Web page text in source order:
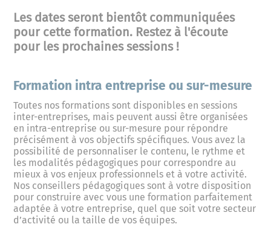
Les dates seront bientôt communiquées
pour cette formation. Restez à l'écoute
pour les prochaines sessions !
Formation intra entreprise ou sur-mesure
Toutes nos formations sont disponibles en sessions
inter-entreprises, mais peuvent aussi être organisées
en intra-entreprise ou sur-mesure pour répondre
précisément à vos objectifs spécifiques. Vous avez la
possibilité de personnaliser le contenu, le rythme et
les modalités pédagogiques pour correspondre au
mieux à vos enjeux professionnels et à votre activité.
Nos conseillers pédagogiques sont à votre disposition
pour construire avec vous une formation parfaitement
adaptée à votre entreprise, quel que soit votre secteur
d’activité ou la taille de vos équipes.